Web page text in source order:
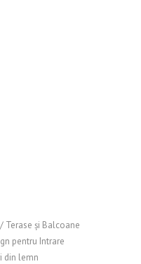
Terase și Balcoane
pentru Intrare
din lemn